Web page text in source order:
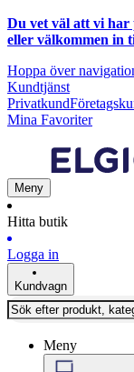
Du vet väl att vi har
eller välkommen in
Hoppa över
Kundtjänst
Privatkund
Mina Favoriter
Meny
Hitta butik
Logga in
Kundvagn
Meny